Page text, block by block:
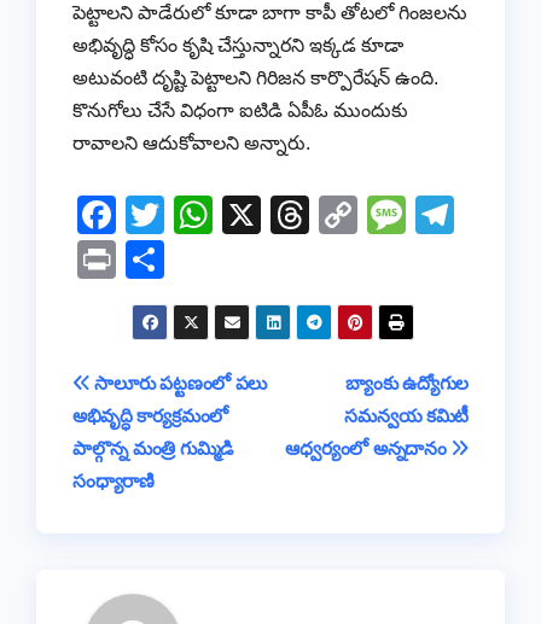
పెట్టాలని పాడేరులో కూడా బాగా కాపీ తోటలో గింజలను
అభివృద్ధి కోసం కృషి చేస్తున్నారని ఇక్కడ కూడా
అటువంటి దృష్టి పెట్టాలని గిరిజన కార్పొరేషన్ ఉంది.
కొనుగోలు చేసే విధంగా ఐటిడి ఏపీఓ ముందుకు
రావాలని ఆదుకోవాలని అన్నారు.
F
a
c
e
b
o
o
k
T
er
W
s
A
p
p
X
T
a
C
y
Li
n
k
M
a
g
e
a
m
Pr
in h
ar
e
Post
navigation
బ్యాంకు ఉద్యోగుల
సమన్వయ కమిటీ
ఆధ్వర్యంలో అన్నదానం
సాలూరు పట్టణంలో పలు
అభివృద్ధి కార్యక్రమంలో
పాల్గొన్న మంత్రి గుమ్మిడి
సంధ్యారాణి